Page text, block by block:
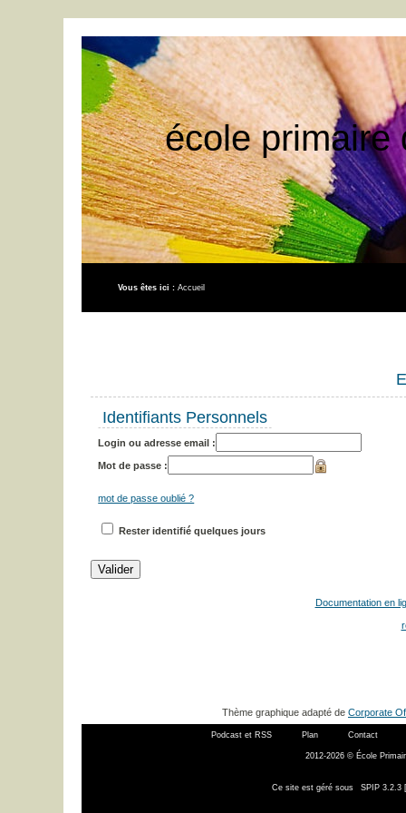
école primaire
Vous êtes ici : Accueil
Identifiants Personnels
Login ou adresse email :
Mot de passe :
mot de passe oublié ?
Rester identifié quelques jours
Documentation en
Thème graphique adapté de Corporate
Podcast et RSS Plan Contact
2012-2026 © École
Ce site est géré sous SPIP 3.2.3